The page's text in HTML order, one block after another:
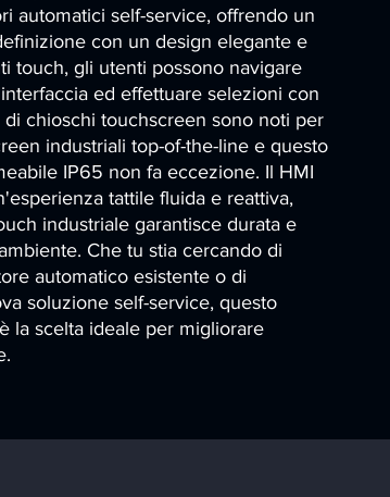
automatici self-service, offrendo un
con un design elegante e
touch, gli utenti possono navigare
ed effettuare selezioni con
chioschi touchscreen sono noti per
industriali top-of-the-line e questo
IP65 non fa eccezione. Il HMI
tattile fluida e reattiva,
industriale garantisce durata e
Che tu stia cercando di
automatico esistente o di
soluzione self-service, questo
la scelta ideale per migliorare